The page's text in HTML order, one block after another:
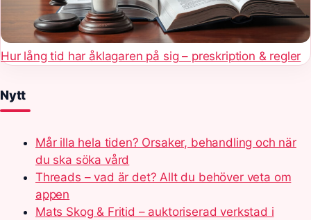
Hur lång tid har åklagaren på sig – preskription & regler
Nytt
Mår illa hela tiden? Orsaker, behandling och när
du ska söka vård
Threads – vad är det? Allt du behöver veta om
appen
Mats Skog & Fritid – auktoriserad verkstad i